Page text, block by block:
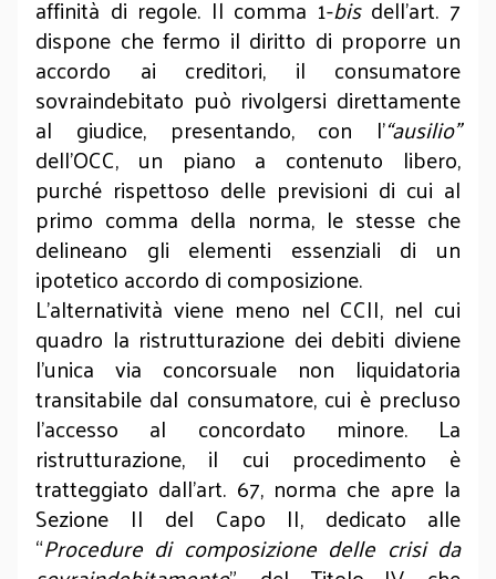
affinità di regole. Il comma 1-bisdell'art. 7
dispone che fermo il diritto di proporre un
accordo ai creditori, il consumatore
sovraindebitato può rivolgersi direttamente
al giudice, presentando, con l'“ausilio”
dell’OCC, un piano a contenuto libero,
purché rispettoso delle previsioni di cui al
primo comma della norma, le stesse che
delineano gli elementi essenziali di un
ipotetico accordo di composizione.
L’alternatività viene meno nel CCII, nel cui
quadro la ristrutturazione dei debiti diviene
l’unica via concorsuale non liquidatoria
transitabile dal consumatore, cui è precluso
l’accesso al concordato minore. La
ristrutturazione, il cui procedimento è
tratteggiato dall’art. 67, norma che apre la
Sezione II del Capo II, dedicato alle
“Procedure di composizione delle crisi da